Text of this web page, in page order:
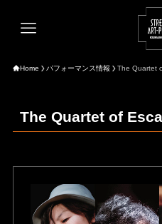
Home パフォーマンス情報 The Quartet
The Quartet of